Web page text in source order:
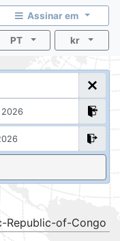
Assinar em
PT kr
Republic-of-Congo